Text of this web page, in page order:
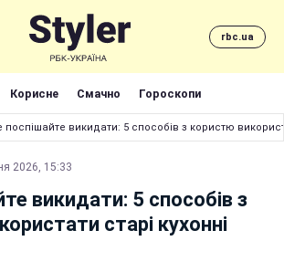
rbc.ua
Корисне Смачно Гороскопи
поспішайте викидати: 5 способів з користю
2026, 15:33
викидати: 5 способів з
старі кухонні